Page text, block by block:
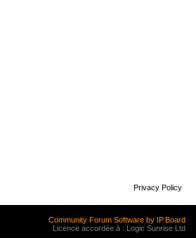
Privacy Policy
Community Forum Software by IP.Board
Licence accordée à : Logic Sunrise Ltd